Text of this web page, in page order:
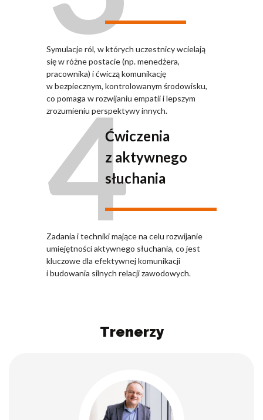
Symulacje ról, w których uczestnicy wcielają
się w różne postacie (np. menedżera,
pracownika) i ćwiczą komunikację
w bezpiecznym, kontrolowanym środowisku,
co pomaga w rozwijaniu empatii i lepszym
zrozumieniu perspektywy innych.
4Ćwiczenia
z aktywnego
słuchania
Zadania i techniki mające na celu rozwijanie
umiejętności aktywnego słuchania, co jest
kluczowe dla efektywnej komunikacji
i budowania silnych relacji zawodowych.
Trenerzy